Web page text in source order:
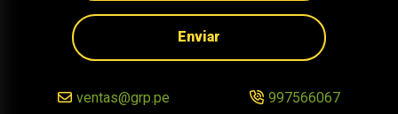
Enviar
ventas@grp.pe 997566067